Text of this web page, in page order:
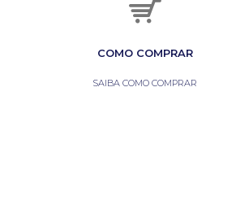
COMO COMPRAR
SAIBA COMO COMPRAR